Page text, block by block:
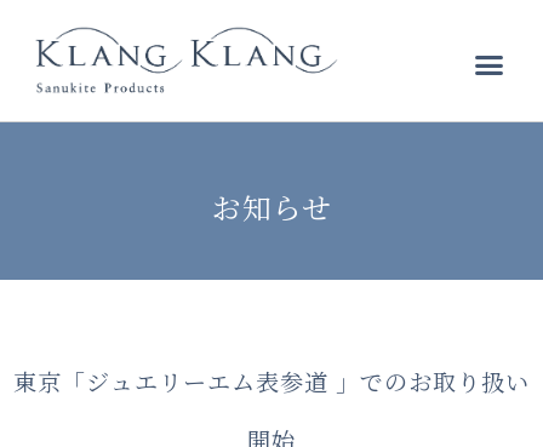
お知らせ
東京「ジュエリーエム表参道 」でのお取り扱い
開始